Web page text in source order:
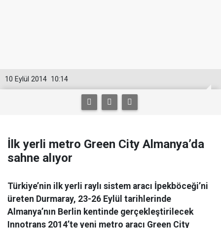
10:14
10 Eylül 2014
İlk yerli metro Green City Almanya’da
sahne alıyor
Türkiye’nin ilk yerli raylı sistem aracı İpekböceği’ni
üreten Durmaray, 23-26 Eylül tarihlerinde
Almanya’nın Berlin kentinde gerçekleştirilecek
Innotrans 2014’te yeni metro aracı Green City